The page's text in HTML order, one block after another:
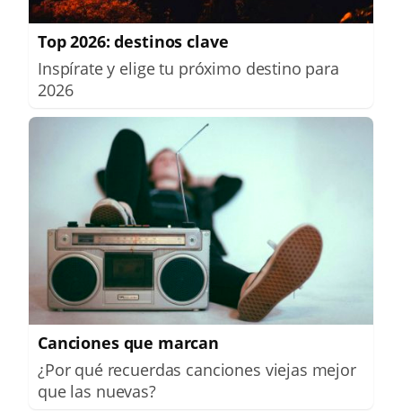
Top 2026: destinos clave
Inspírate y elige tu próximo destino para
2026
Canciones que marcan
¿Por qué recuerdas canciones viejas mejor
que las nuevas?